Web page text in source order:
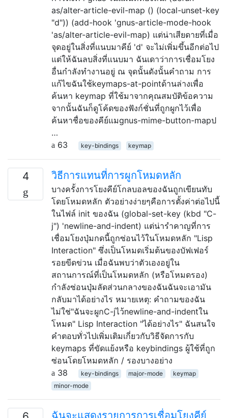
as/alter-article-evil-map () (local-unset-key
"d")) (add-hook 'gnus-article-mode-hook
'as/alter-article-evil-map) แต่น่าเสียดายที่เมื่อ
จุดอยู่ในสิ่งที่แนบมาคีย์ 'd' จะไม่เพิ่มขึ้นอีกต่อไป
แต่ให้ฉันลบสิ่งที่แนบมา ฉันเดาว่าการเชื่อมโยง
อื่นกำลังทำงานอยู่ ณ จุดนั้นดังนั้นคำถาม การ
แก้ไขฉันใช้keymaps-at-pointด้านล่างเพื่อ
ค้นหา keymap ที่ใช้มาจากคุณสมบัติข้อความ
จากนั้นฉันก็ดูโค้ดของฟังก์ชั่นที่ถูกผูกไว้เพื่อ
ค้นหาชื่อของคีย์แมgnus-mime-button-mapป
…
63
key-bindings keymap
4 วิธีการแทนที่การผูกโหมดหลัก
บางครั้งการโยงคีย์โกลบอลของฉันถูกเขียนทับ
โดยโหมดหลัก ตัวอย่างง่ายๆคือการตั้งค่าต่อไปนี้
ในไฟล์ init ของฉัน (global-set-key (kbd "C-
j") 'newline-and-indent) แต่น่ารำคาญที่การ
เชื่อมโยงปุ่มกดนี้ถูกซ่อนไว้ในโหมดหลัก "Lisp
Interaction" ซึ่งเป็นโหมดเริ่มต้นของบัฟเฟอร์
รอยขีดข่วน เมื่อฉันพบว่าตัวเองอยู่ใน
สถานการณ์ที่เป็นโหมดหลัก (หรือโหมดรอง)
กำลังซ่อนปุ่มลัดส่วนกลางของฉันฉันจะเอามัน
กลับมาได้อย่างไร หมายเหตุ: คำถามของฉัน
ไม่ใช่"ฉันจะผูกC-jไว้newline-and-indentใน
โหมด" Lisp Interaction "ได้อย่างไร" ฉันสนใจ
คำตอบทั่วไปเพิ่มเติมเกี่ยวกับวิธีจัดการกับ
keymaps ที่ขัดแย้งหรือ keybindings ผู้ใช้ที่ถูก
ซ่อนโดยโหมดหลัก / รองบางอย่าง
38
key-bindings major-mode
keymap
minor-mode
ฉันจะแสดงรายการการเชื่อมโยงคีย์